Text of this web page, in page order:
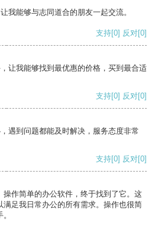
我能够与志同道合的朋友一起交流。
支持[0] 反对[0]
让我能够找到最优惠的价格，买到最合适
支持[0] 反对[0]
遇到问题都能及时解决，服务态度非常
支持[0] 反对[0]
作简单的办公软件，终于找到了它。这
足我日常办公的所有需求。操作也很简